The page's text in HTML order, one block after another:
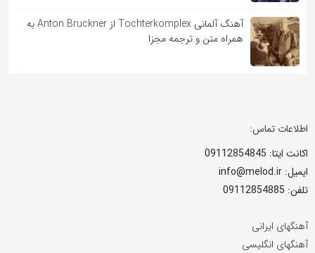
آهنگ آلمانی Tochterkomplex از Anton Bruckner به
همراه متن و ترجمه مجزا
اطلاعات تماس:
اکانت ایتا: 09112854845
ایمیل: info@melod.ir
تلفن: 09112854885
آهنگهای ایرانی
آهنگهای انگلیسی